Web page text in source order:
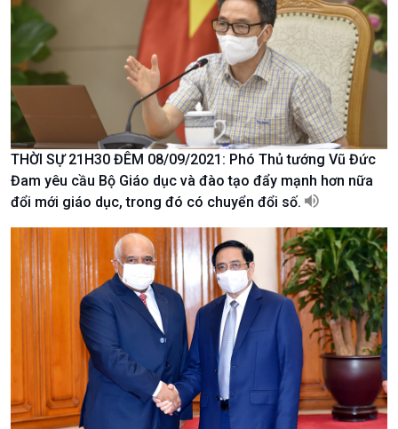
Nam
Tin Đời sống & Xã hội
360 độ Sức khỏe
Chuyển đổi Xanh
Khoa học & Công nghệ
Tin Khoa học & Công nghệ
Kết nối công nghệ
Sống chung với biến đổi
THỜI SỰ 21H30 ĐÊM 08/09/2021: Phó Thủ tướng Vũ Đức
Đam yêu cầu Bộ Giáo dục và đào tạo đẩy mạnh hơn nữa
đổi mới giáo dục, trong đó có chuyển đổi số.